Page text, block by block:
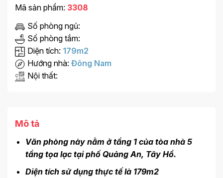
Mã sản phẩm: 3308
Số phòng ngủ:
Số phòng tắm:
Diện tích: 179m2
Hướng nhà: Đông Nam
Nội thất:
Mô tả
Văn phòng này nằm ở tầng 1 của tòa nhà 5
tầng tọa lạc tại phố Quảng An, Tây Hồ.
Diện tích sử dụng thực tế là 179m2